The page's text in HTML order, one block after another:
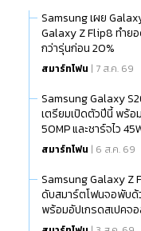
Samsung เผย
Galaxy Z Flip8 ทำย
กว่ารุ่นก่อน 20%
สมาร์ทโฟน | 7 ส.ค. 69
Samsung Galaxy
เตรียมเปิดตัวปีนี้ พร้อ
50MP และชาร์จไว
สมาร์ทโฟน | 6 ส.ค. 69
Samsung Galaxy Z
ดับสมาร์ตโฟนจอพับด้
พร้อมอัปเกรดสเปคจ